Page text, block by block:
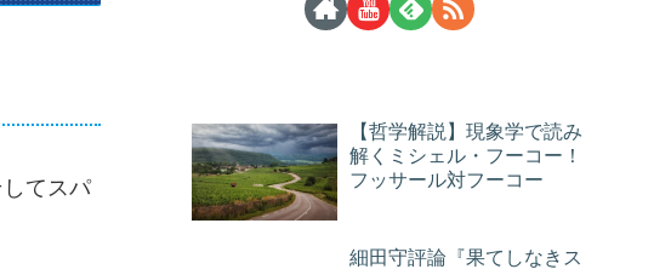
てスパ
【哲学解説】現象学で読み
解くミシェル・フーコー！
フッサール対フーコー
細田守評論『果てしなきス